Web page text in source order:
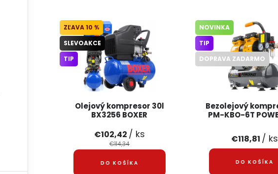
Výpis produktov
Olejový kompresor 30l
BX3256 BOXER
10 %
SLEVOAKCE
TIP
€102,42 / ks
€114,34
DO KOŠÍKA
Bezolejový
PM-KBO-6T
NOVINKA
TIP
DOPRAVA ZADARMO
€118,81 / ks
DO KOŠÍKA